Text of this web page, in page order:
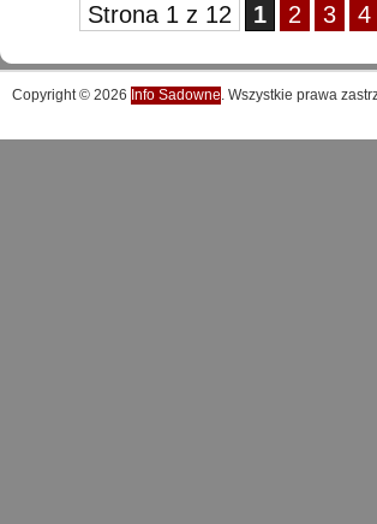
Strona 1 z 12 1 2 3 4
Copyright © 2026 Info Sadowne. Wszystkie prawa